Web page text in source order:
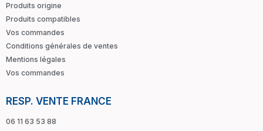
Produits origine
Produits compatibles
Vos commandes
Conditions générales de ventes
Mentions légales
Vos commandes
RESP. VENTE FRANCE
06 11 63 53 88